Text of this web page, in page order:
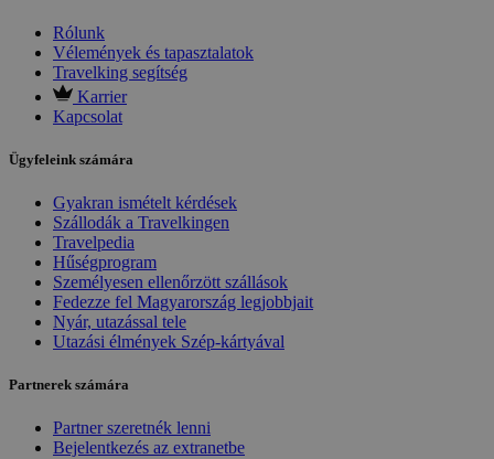
Rólunk
Vélemények és tapasztalatok
Travelking segítség
Karrier
Kapcsolat
Ügyfeleink számára
Gyakran ismételt kérdések
Szállodák a Travelkingen
Travelpedia
Hűségprogram
Személyesen ellenőrzött szállások
Fedezze fel Magyarország legjobbjait
Nyár, utazással tele
Utazási élmények Szép-kártyával
Partnerek számára
Partner szeretnék lenni
Bejelentkezés az extranetbe